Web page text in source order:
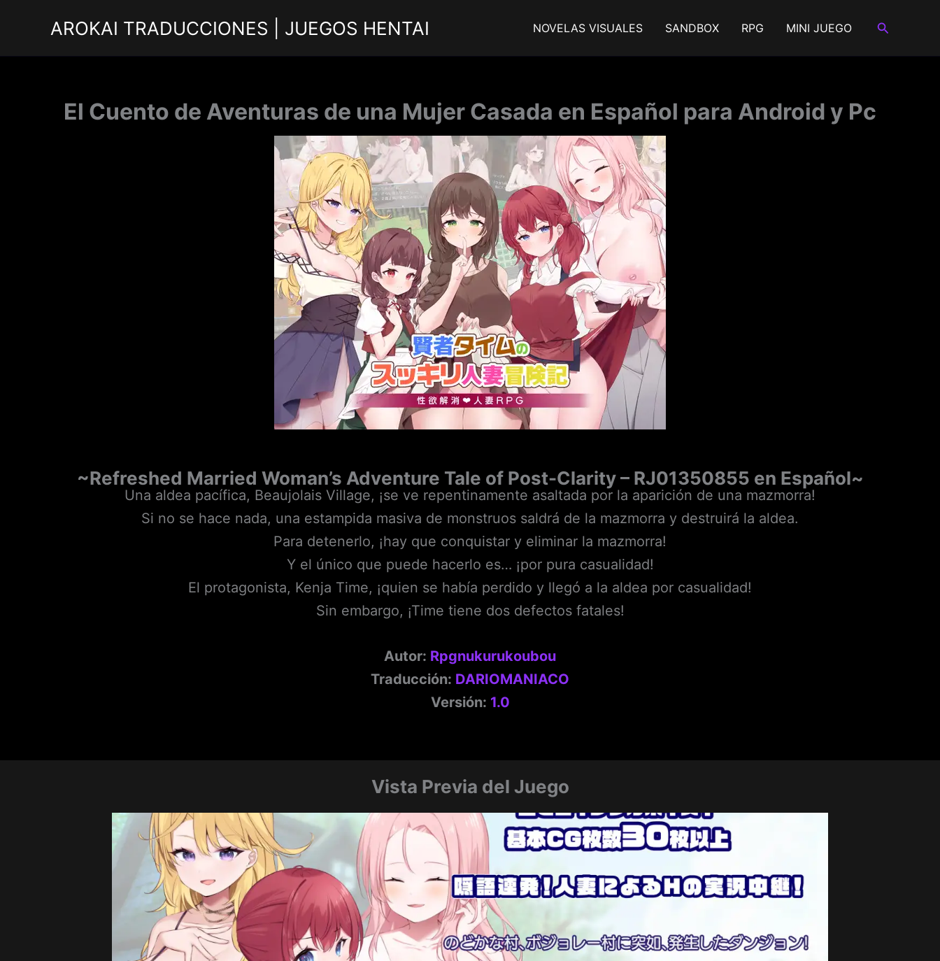
AROKAI TRADUCCIONES | JUEGOS HENTAI NOVELAS VISUALES SANDBOX RPG MINI JUEGO Buscar
El Cuento de Aventuras de una Mujer Casada en Español para Android y Pc
~Refreshed Married Woman’s Adventure Tale of Post-Clarity – RJ01350855 en Español~
Una aldea pacífica, Beaujolais Village, ¡se ve repentinamente asaltada por la aparición de una mazmorra!
Si no se hace nada, una estampida masiva de monstruos saldrá de la mazmorra y destruirá la aldea.
Para detenerlo, ¡hay que conquistar y eliminar la mazmorra!
Y el único que puede hacerlo es… ¡por pura casualidad!
El protagonista, Kenja Time, ¡quien se había perdido y llegó a la aldea por casualidad!
Sin embargo, ¡Time tiene dos defectos fatales!
Autor: Rpgnukurukoubou
Traducción: DARIOMANIACO
Versión: 1.0
Vista Previa del Juego